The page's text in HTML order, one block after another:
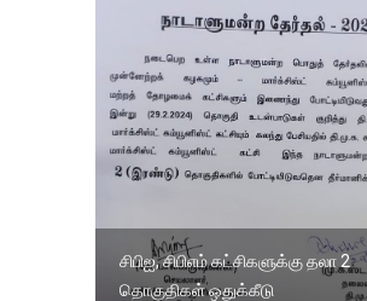
சிபிஐ, சிபிஎம் கட்சிகளுக்கு தலா 2
தொகுதிகள் ஒதுக்கீடு